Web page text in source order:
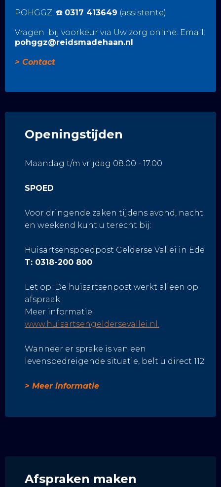
POHGGZ: ☎️ 0317 413649 (assistente)
Vragen bij voorkeur via Uw zorg online. Email:
pohggz@reidsmadehaan.nl
> Contact
Openingstijden
Maandag t/m vrijdag 08.00 - 17.00
SPOED
Voor dringende zaken tijdens avond, nacht
en weekend kunt u terecht bij:
Huisartsenspoedpost Gelderse Vallei in Ede
T: 0318-200 800
Let op: De huisartsenpost werkt alleen op
afspraak.
Meer informatie:
www.huisartsengeldersevallei.nl.
Wanneer er sprake is van een
levensbedreigende situatie, belt u direct 112
> Meer informatie
Afspraken maken